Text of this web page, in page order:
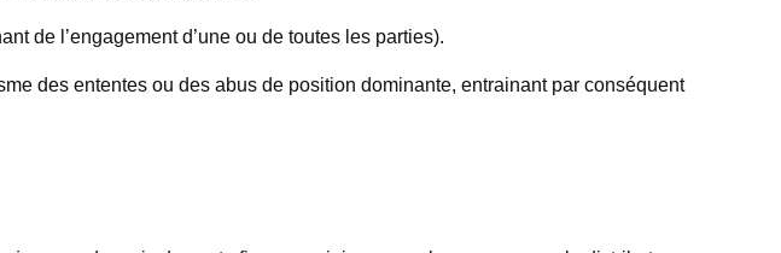
de l’engagement d’une ou de toutes les parties).
des ententes ou des abus de position dominante, entrainant par conséquent